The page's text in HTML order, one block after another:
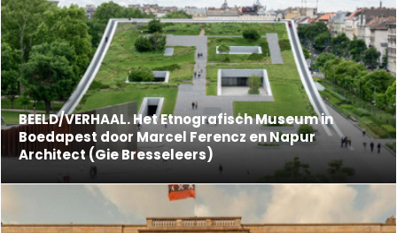
BEELD/VERHAAL. Het Etnografisch Museum in
Boedapest door Marcel Ferencz en Napur
Architect (Gie Bresseleers)